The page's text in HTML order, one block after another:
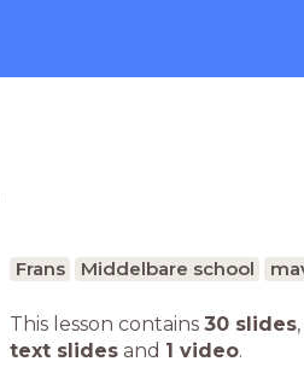
Frans Middelbare school
This lesson contains 30 slides,
text slides and 1 video.